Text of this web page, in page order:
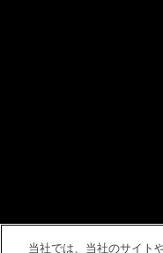
当社では、当社のサイト